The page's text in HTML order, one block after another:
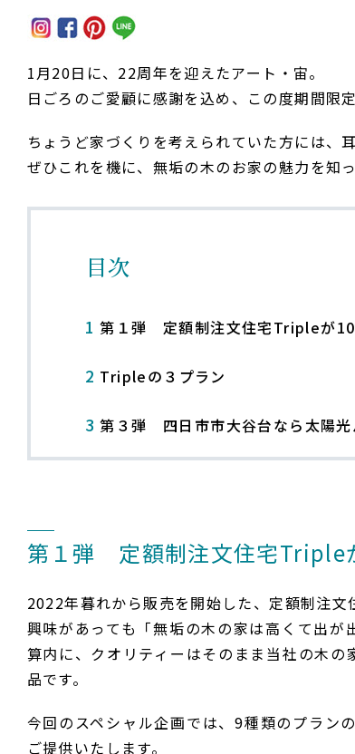
1月20日に、22周年を迎えたアート・宙。
日ごろのご愛顧に感謝を込め、この度期間限
ちょうど家づくりを考えられていた方には、
ぜひこれを機に、無垢の木のお家の魅力を知
目次
1 第１弾 定額制注文住宅Tripleが
2 Tripleの３プラン
3 第３弾 四日市市大谷台なら太陽光
第１弾 定額制注文住宅Triple
2022年暮れから販売を開始した、定額制注文
興味があっても「無垢の木の家は高くて出
算内に、クオリティーはそのまま当社の木
品です。
今回のスペシャル企画では、9種類のプラ
ご提供いたします。